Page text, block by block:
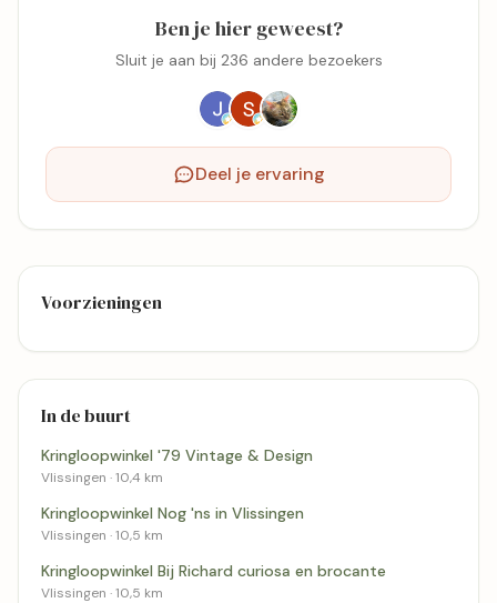
Ben je hier geweest?
Sluit je aan bij 236 andere bezoekers
Deel je ervaring
Voorzieningen
In de buurt
Kringloopwinkel '79 Vintage & Design
Vlissingen · 10,4 km
Kringloopwinkel Nog 'ns in Vlissingen
Vlissingen · 10,5 km
Kringloopwinkel Bij Richard curiosa en brocante
Vlissingen · 10,5 km